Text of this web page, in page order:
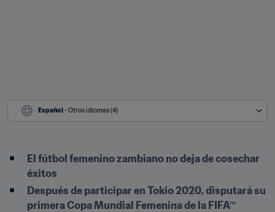
Español - Otros idiomas (4)
El fútbol femenino zambiano no deja de cosechar
éxitos
Después de participar en Tokio 2020, disputará su
primera Copa Mundial Femenina de la FIFA™